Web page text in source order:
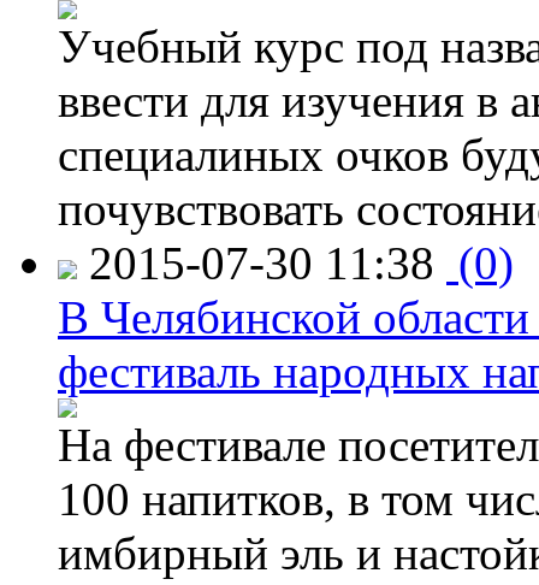
Учебный курс под
ввести для изучения
специалиных очков
почувствовать
2015-07-30 11:38 (0)
В Челябинской
фестиваль народных
На фестивале
100 напитков, в том
имбирный эль и